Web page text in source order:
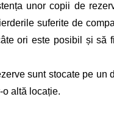
unor copii de
suferite de
ori este posibil și să
sunt stocate pe un
o altă locație.